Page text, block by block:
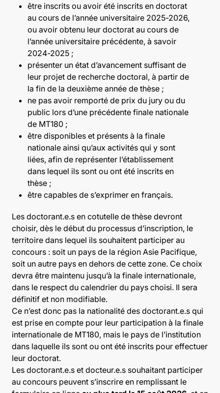
être inscrits ou avoir été inscrits en doctorat
au cours de l’année universitaire 2025-2026,
ou avoir obtenu leur doctorat au cours de
l’année universitaire précédente, à savoir
2024-2025 ;
présenter un état d’avancement suffisant de
leur projet de recherche doctoral, à partir de
la fin de la deuxième année de thèse ;
ne pas avoir remporté de prix du jury ou du
public lors d’une précédente finale nationale
de MT180 ;
être disponibles et présents à la finale
nationale ainsi qu’aux activités qui y sont
liées, afin de représenter l’établissement
dans lequel ils sont ou ont été inscrits en
thèse ;
être capables de s’exprimer en français.
Les doctorant.e.s en cotutelle de thèse devront
choisir, dès le début du processus d’inscription, le
territoire dans lequel ils souhaitent participer au
concours : soit un pays de la région Asie Pacifique,
soit un autre pays en dehors de cette zone. Ce choix
devra être maintenu jusqu’à la finale internationale,
dans le respect du calendrier du pays choisi. Il sera
définitif et non modifiable.
Ce n’est donc pas la nationalité des doctorant.e.s qui
est prise en compte pour leur participation à la finale
internationale de MT180, mais le pays de l’institution
dans laquelle ils sont ou ont été inscrits pour effectuer
leur doctorat.
Les doctorant.e.s et docteur.e.s souhaitant participer
au concours peuvent s’inscrire en remplissant le